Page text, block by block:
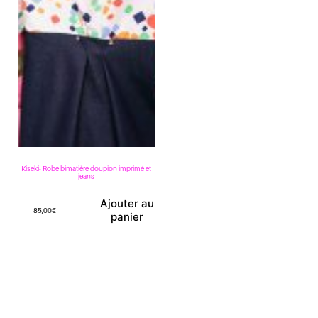
Kiseki- Robe bimatière doupion imprimé et
jeans
85,00€
Ajouter au
panier